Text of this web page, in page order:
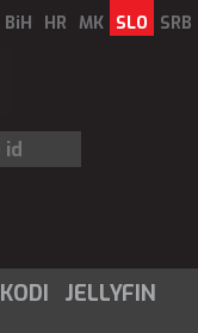
BiH HR MK SLO SRB
KODI
JELLYFIN